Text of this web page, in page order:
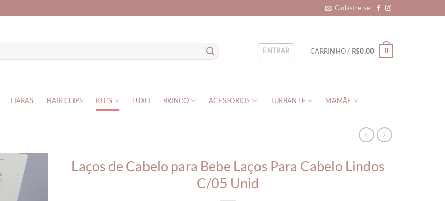
Cadastre-se
ENTRAR CARRINHO / R$0,00 0
TIARAS HAIR CLIPS KIT’S LUXO BRINCO ACESSÓRIOS TURBANTE MAMÃE
Laços de Cabelo para Bebe Laços Para Cabelo Lindos
C/05 Unid